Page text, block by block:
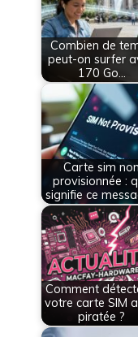
Combien de
peut-on surfer
170 Go…
Carte sim non
provisionnée :
signifie ce
Comment
votre carte SIM
piratée ?